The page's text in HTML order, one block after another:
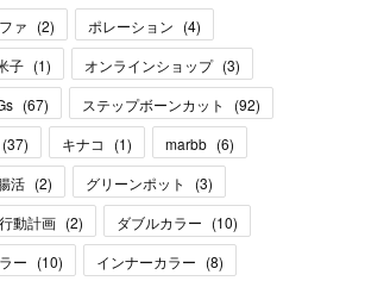
ァ (2) ポレーション (4)
子 (1) オンラインショップ (3)
(67) ステップボーンカット (92)
(37) キナコ (1) marbb (6)
活 (2) グリーンポット (3)
行動計画 (2) ダブルカラー (10)
ー (10) インナーカラー (8)